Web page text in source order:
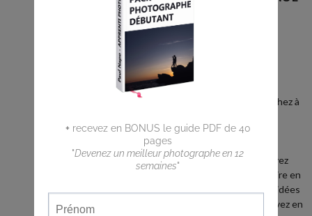
Vous cherchez à
meilleures
Vous n'arrivez
pas a traduire en
photos les idées
que vous avez en